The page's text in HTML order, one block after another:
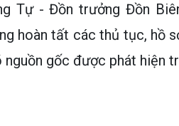
Tự - Đồn trưởng Đồn
hoàn tất các thủ tục, hồ
nguồn gốc được phát hiện